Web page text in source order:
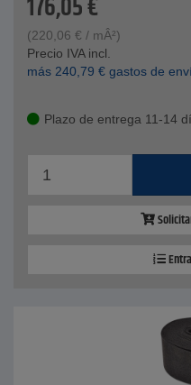
176,05€
(220,06 € / mÂ²)
Precio IVA incl.
más 240,79 € gastos de
Plazo de entrega 11-14